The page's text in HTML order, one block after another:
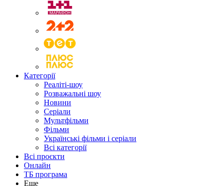
Категорії
Реаліті-шоу
Розважальні шоу
Новини
Серіали
Мультфільми
Фільми
Українські фільми і серіали
Всі категорії
Всі проєкти
Онлайн
ТБ програма
Еще